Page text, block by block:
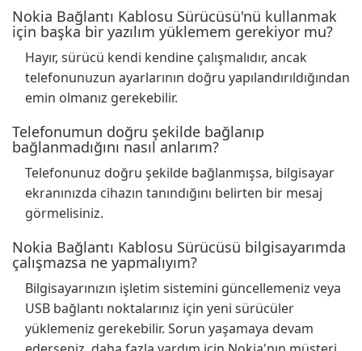
Nokia Bağlantı Kablosu Sürücüsü'nü kullanmak
için başka bir yazılım yüklemem gerekiyor mu?
Hayır, sürücü kendi kendine çalışmalıdır, ancak
telefonunuzun ayarlarının doğru yapılandırıldığından
emin olmanız gerekebilir.
Telefonumun doğru şekilde bağlanıp
bağlanmadığını nasıl anlarım?
Telefonunuz doğru şekilde bağlanmışsa, bilgisayar
ekranınızda cihazın tanındığını belirten bir mesaj
görmelisiniz.
Nokia Bağlantı Kablosu Sürücüsü bilgisayarımda
çalışmazsa ne yapmalıyım?
Bilgisayarınızın işletim sistemini güncellemeniz veya
USB bağlantı noktalarınız için yeni sürücüler
yüklemeniz gerekebilir. Sorun yaşamaya devam